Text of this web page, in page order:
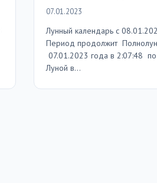
07.01.2023
Лунный календарь с
Период продолжит
07.01.2023 года в 2:07:48
Луной в…